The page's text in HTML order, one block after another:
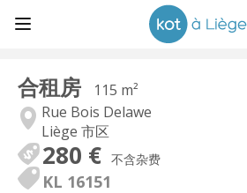
合租房
115 m²
Rue Bois Delawe
Liège 市区
280 € 不含杂费
KL 16151